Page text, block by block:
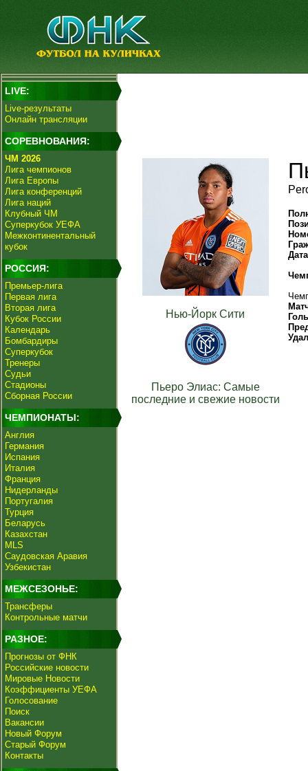
LIVE:
Live-результаты
Онлайн трансляции
СОРЕВНОВАНИЯ:
ЧМ 2026
Лига чемпионов
Лига Европы
Лига конференций
Лига наций
Клубный ЧМ
Суперкубок УЕФА
Межконтинентальный
кубок
РОССИЯ:
Премьер-лига
Первая лига
Вторая лига
Кубок России
Календарь
Бомбардиры
Суперкубок
Тренеры
Судьи
Стадионы
Сборная России
ЧЕМПИОНАТЫ:
Англия
Германия
Испания
Италия
Франция
Нидерланды
Португалия
Турция
Беларусь
Казахстан
MLS
Саудовская Аравия
Узбекистан
МЕЖСЕЗОНЬЕ:
Трансферы
Контрольные матчи
РАЗНОЕ:
Прогнозы от ФНК
Российские новости
Мировые Новости
Коэффициенты УЕФА
Голосование
Поиск
Вакансии
Новый Форум
Старый Форум
Контакты
Нью-Йорк Сити
Пьеро Элиас: Самые
последние и свежие новости